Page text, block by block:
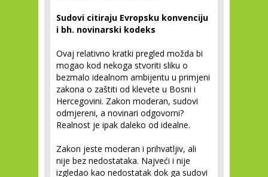
Sudovi citiraju Evropsku konvenciju
i bh. novinarski kodeks
Ovaj relativno kratki pregled možda bi
mogao kod nekoga stvoriti sliku o
bezmalo idealnom ambijentu u primjeni
zakona o zaštiti od klevete u Bosni i
Hercegovini. Zakon moderan, sudovi
odmjereni, a novinari odgovorni?
Realnost je ipak daleko od idealne.
Zakon jeste moderan i prihvatljiv, ali
nije bez nedostataka. Najveći i nije
izgledao kao nedostatak dok ga sudovi